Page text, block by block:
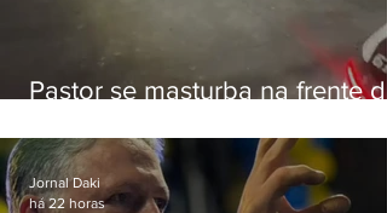
Pastor se masturba na frente de
Jornal Daki
há 22 horas